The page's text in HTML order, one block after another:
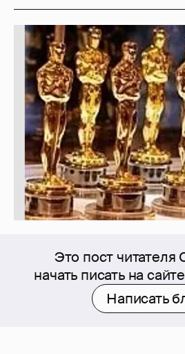
Это пост читателя
начать писать на
Написать